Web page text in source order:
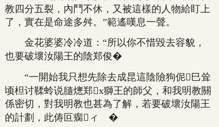
教四分五裂，內鬥不休，又被這樣的人物給盯上
了，實在是命途多舛。”範遙嘆息一聲。
金花婆婆冷冷道：“所以你不惜毀去容貌，
也要破壞汝陽王的陰郑俊�
“一開始我只想先除去成昆這陰險狗伲巳耸
顷柦讨鞣蛉说膸熜郑x獅王的師父，和我明教關
係密切，對我明教也甚為了解，若要破壞汝陽王
的計劃，此俦叵瘸ィ �